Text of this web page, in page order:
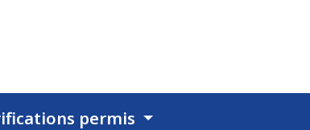
permis